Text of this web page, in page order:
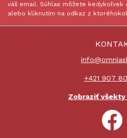
váš email. Súhlas môžete
alebo kliknutím na odkaz z
+421 907
Zobraziť